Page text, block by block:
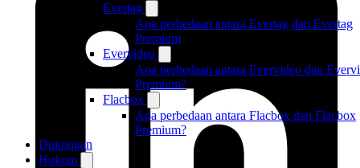
Evertag
Apa perbedaan antara Evertag dan Evertag
Premium
Evervideo
Apa perbedaan antara Evervideo dan
Premium?
Flacbox
Apa perbedaan antara Flacbox dan Flacbox
Premium?
Dukungan
Hukum